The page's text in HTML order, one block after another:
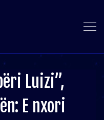
Luizi”,
E nxori